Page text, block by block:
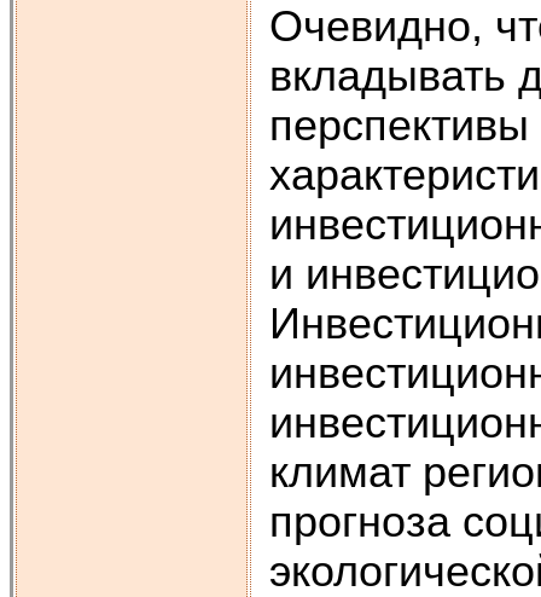
Очевидно,
вкладывать
и
климат
прогноза